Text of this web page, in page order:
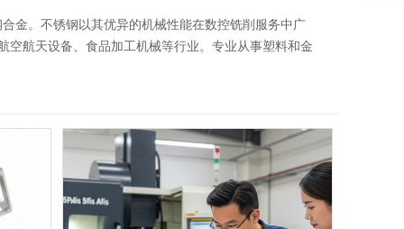
金。不锈钢以其优异的机械性能在数控铣削服务中广
航天设备、食品加工机械等行业。专业从事塑料和金
毫米 不锈钢应用：精密数控加工不锈钢零件因其理想
中最受欢迎的工业合金之一。以下优点使不锈钢零件
消费电子领域 特别受欢迎。虽然制造不锈钢零件的最
锈钢——马氏体钢，有磁性，强韧，可热处理 17-4 不
蚀性比304低。 2205双相不锈钢——最高强度和硬